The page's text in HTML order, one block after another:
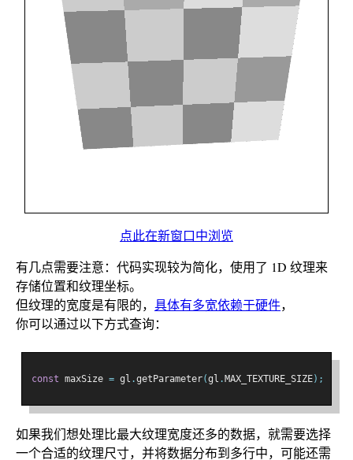
点此在新窗口中浏览
有几点需要注意：代码实现较为简化，使用了 1D 纹理来
存储位置和纹理坐标。
但纹理的宽度是有限的， 具体有多宽依赖于硬件，
你可以通过以下方式查询：
const maxSize = gl .getParameter(gl . MAX_TEXTURE_SIZE);
如果我们想处理比最大纹理宽度还多的数据，就需要选择
一个合适的纹理尺寸，并将数据分布到多行中，可能还需